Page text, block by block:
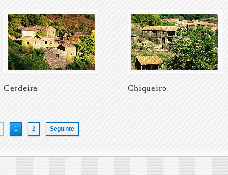
Cerdeira Chiqueiro
1 2 Seguinte